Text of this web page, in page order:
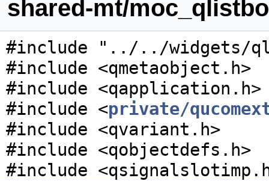
shared-mt/
#include "../../widgets/
#include <qmetaobject.h>
#include <qapplication.h>
#include <private/
#include <qvariant.h>
#include <qobjectdefs.h>
#include